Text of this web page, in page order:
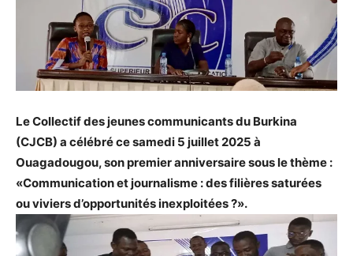
Le Collectif des jeunes communicants du Burkina
(CJCB) a célébré ce samedi 5 juillet 2025 à
Ouagadougou, son premier anniversaire sous le thème :
«Communication et journalisme : des filières saturées
ou viviers d’opportunités inexploitées ?».